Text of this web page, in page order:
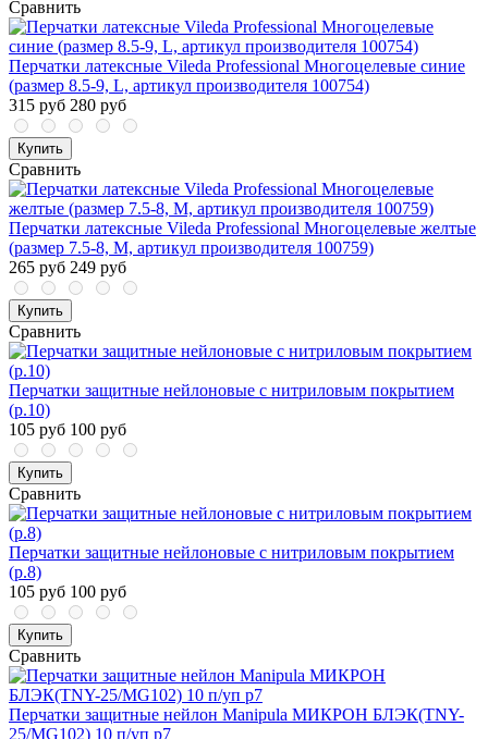
Сравнить
Перчатки латексные Vileda Professional Многоцелевые синие
(размер 8.5-9, L, артикул производителя 100754)
315 руб 280 руб
Купить
Сравнить
Перчатки латексные Vileda Professional Многоцелевые желтые
(размер 7.5-8, M, артикул производителя 100759)
265 руб 249 руб
Купить
Сравнить
Перчатки защитные нейлоновые с нитриловым покрытием
(р.10)
105 руб 100 руб
Купить
Сравнить
Перчатки защитные нейлоновые с нитриловым покрытием
(р.8)
105 руб 100 руб
Купить
Сравнить
Перчатки защитные нейлон Manipula МИКРОН БЛЭК(TNY-
25/MG102) 10 п/уп р7